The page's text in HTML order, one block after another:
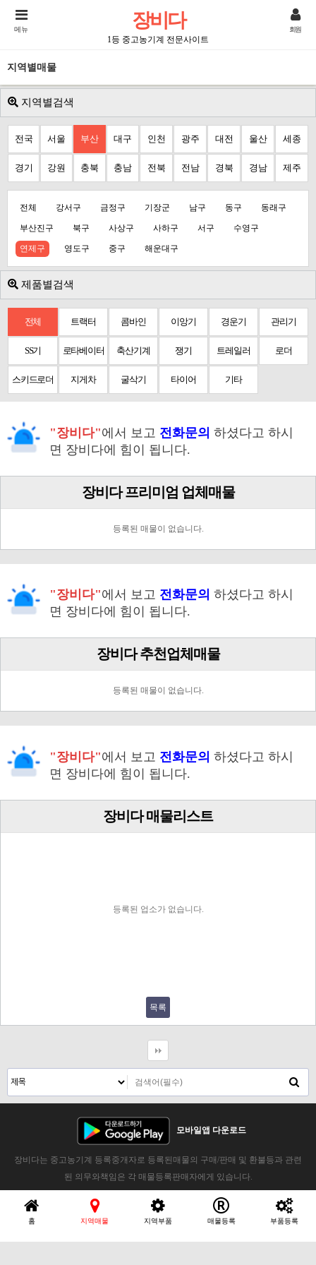
장비다
1등 중고농기계 전문사이트
메뉴 회원
지역별매물
지역별검색
전국 서울 부산 대구 인천 광주 대전 울산 세종
경기 강원 충북 충남 전북 전남 경북 경남 제주
전체 강서구 금정구 기장군 남구 동구 동래구
부산진구 북구 사상구 사하구 서구 수영구
연제구 영도구 중구 해운대구
제품별검색
전체 트랙터 콤바인 이앙기 경운기 관리기
SS기 로타베이터 축산기계 쟁기 트레일러 로더
스키드로더 지게차 굴삭기 타이어 기타
"장비다"에서 보고 전화문의 하셨다고 하시
면 장비다에 힘이 됩니다.
장비다 프리미엄 업체매물
등록된 매물이 없습니다.
"장비다"에서 보고 전화문의 하셨다고 하시
면 장비다에 힘이 됩니다.
장비다 추천업체매물
등록된 매물이 없습니다.
"장비다"에서 보고 전화문의 하셨다고 하시
면 장비다에 힘이 됩니다.
장비다 매물리스트
등록된 업소가 없습니다.
목록
모바일앱 다운로드
장비다는 중고농기계 등록중개자로 등록된매물의 구매/판매 및 환불등과 관련
된 의무와책임은 각 매물등록판매자에게 있습니다.
홈 지역매물 지역부품 매물등록 부품등록